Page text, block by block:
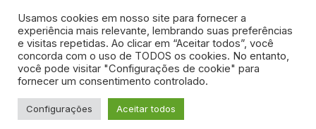
website
Usamos cookies em nosso site para fornecer a
experiência mais relevante, lembrando suas preferências
e visitas repetidas. Ao clicar em “Aceitar todos”, você
concorda com o uso de TODOS os cookies. No entanto,
você pode visitar "Configurações de cookie" para
fornecer um consentimento controlado.
Configurações Aceitar todos